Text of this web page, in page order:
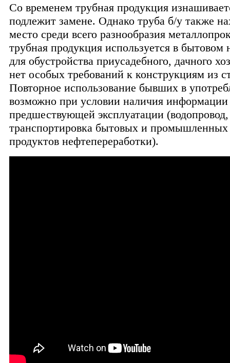
Со временем трубная продукция
подлежит замене. Однако труба б/у также
место среди всего разнообразия
трубная продукция используется в бытовом
для обустройства приусадебного, дачного
нет особых требований к конструкциям из
Повторное использование бывших в
возможно при условии наличия информации
предшествующей эксплуатации (водопровод,
транспортировка бытовых и промышленных
продуктов нефтепереработки).